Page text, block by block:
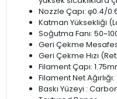
Nozzle Çapı: φ0.4/
Katman Yüksekliği
Soğutma Fanı:
Geri Çekme
Geri Çekme Hızı
Filament Çapı:
Filament Net Ağırlığı:
Baskı Yüzeyi :